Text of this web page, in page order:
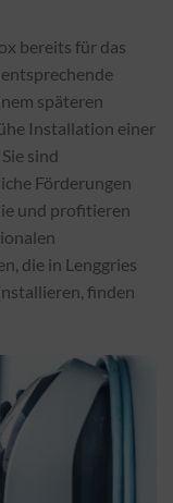
bereits für das
späteren
Installation einer
sind
Förderungen
und profitieren
die in Lenggries
finden